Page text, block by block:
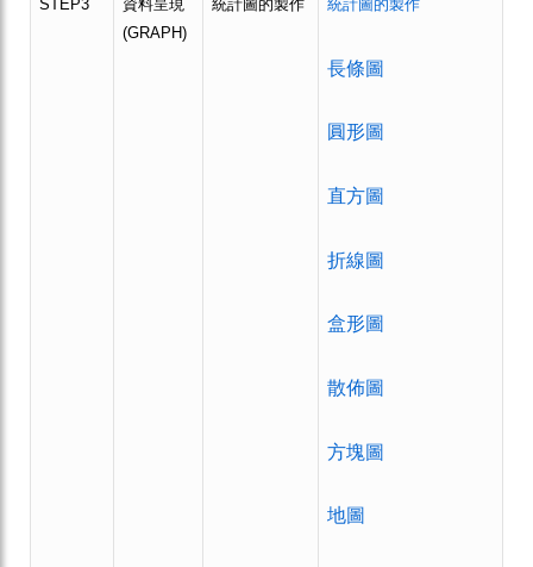
STEP3
資料呈現
(GRAPH)
統計圖的製作 統計圖的製作
長條圖
圓形圖
直方圖
折線圖
盒形圖
散佈圖
方塊圖
地圖